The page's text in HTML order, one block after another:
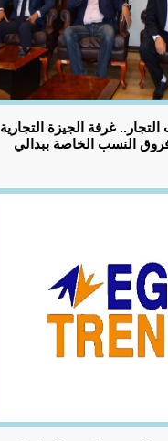
غرفة الجيزة التجارية
النسب الخاصة ببدالي